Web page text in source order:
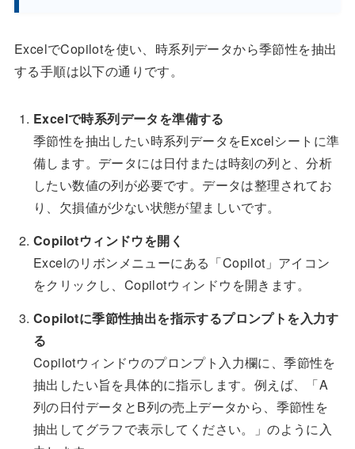
ExcelでCopilotを使い、時系列データから季節性を抽出
する手順は以下の通りです。
Excelで時系列データを準備する
季節性を抽出したい時系列データをExcelシートに準
備します。データには日付または時刻の列と、分析
したい数値の列が必要です。データは整理されてお
り、欠損値が少ない状態が望ましいです。
Copilotウィンドウを開く
Excelのリボンメニューにある「Copilot」アイコン
をクリックし、Copilotウィンドウを開きます。
Copilotに季節性抽出を指示するプロンプトを入力す
る
Copilotウィンドウのプロンプト入力欄に、季節性を
抽出したい旨を具体的に指示します。例えば、「A
列の日付データとB列の売上データから、季節性を
抽出してグラフで表示してください。」のように入